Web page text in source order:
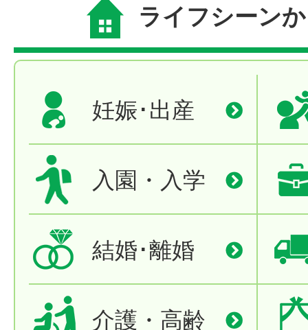
ライフシーン
妊娠･出産
入園・入学
結婚･離婚
介護・高齢